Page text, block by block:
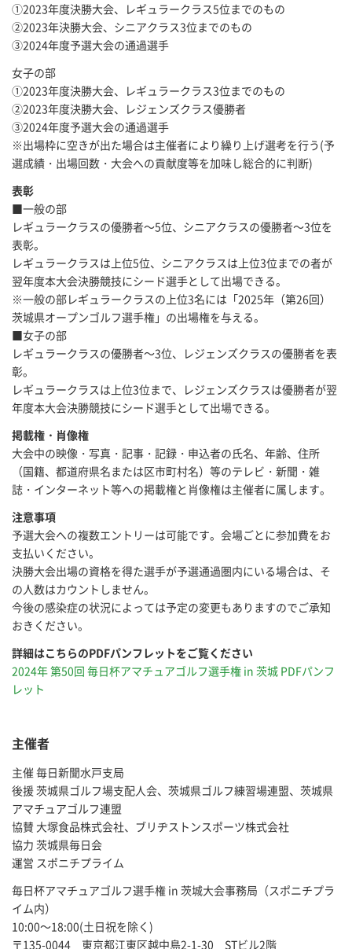
①2023年度決勝大会、レギュラークラス5位までのもの
②2023年決勝大会、シニアクラス3位までのもの
③2024年度予選大会の通過選手
女子の部
①2023年度決勝大会、レギュラークラス3位までのもの
②2023年度決勝大会、レジェンズクラス優勝者
③2024年度予選大会の通過選手
※出場枠に空きが出た場合は主催者により繰り上げ選考を行う(予
選成績・出場回数・大会への貢献度等を加味し総合的に判断)
表彰
■一般の部
レギュラークラスの優勝者～5位、シニアクラスの優勝者～3位を
表彰。
レギュラークラスは上位5位、シニアクラスは上位3位までの者が
翌年度本大会決勝競技にシード選手として出場できる。
※一般の部レギュラークラスの上位3名には「2025年（第26回）
茨城県オープンゴルフ選手権」の出場権を与える。
■女子の部
レギュラークラスの優勝者～3位、レジェンズクラスの優勝者を表
彰。
レギュラークラスは上位3位まで、レジェンズクラスは優勝者が翌
年度本大会決勝競技にシード選手として出場できる。
掲載権・肖像権
大会中の映像・写真・記事・記録・申込者の氏名、年齢、住所
（国籍、都道府県名または区市町村名）等のテレビ・新聞・雑
誌・インターネット等への掲載権と肖像権は主催者に属します。
注意事項
予選大会への複数エントリーは可能です。会場ごとに参加費をお
支払いください。
決勝大会出場の資格を得た選手が予選通過圏内にいる場合は、そ
の人数はカウントしません。
今後の感染症の状況によっては予定の変更もありますのでご承知
おきください。
詳細はこちらのPDFパンフレットをご覧ください
2024年 第50回 毎日杯アマチュアゴルフ選手権 in 茨城 PDFパンフ
レット
主催者
主催 毎日新聞水戸支局
後援 茨城県ゴルフ場支配人会、茨城県ゴルフ練習場連盟、茨城県
アマチュアゴルフ連盟
協賛 大塚食品株式会社、ブリヂストンスポーツ株式会社
協力 茨城県毎日会
運営 スポニチプライム
毎日杯アマチュアゴルフ選手権 in 茨城大会事務局（スポニチプラ
イム内）
10:00～18:00(土日祝を除く)
〒135-0044 東京都江東区越中島2-1-30 STビル2階